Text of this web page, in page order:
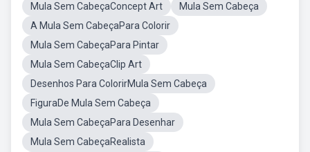
Mula Sem CabeçaConcept Art
Mula Sem Cabeça
A Mula Sem CabeçaPara Colorir
Mula Sem CabeçaPara Pintar
Mula Sem CabeçaClip Art
Desenhos Para ColorirMula Sem Cabeça
FiguraDe Mula Sem Cabeça
Mula Sem CabeçaPara Desenhar
Mula Sem CabeçaRealista